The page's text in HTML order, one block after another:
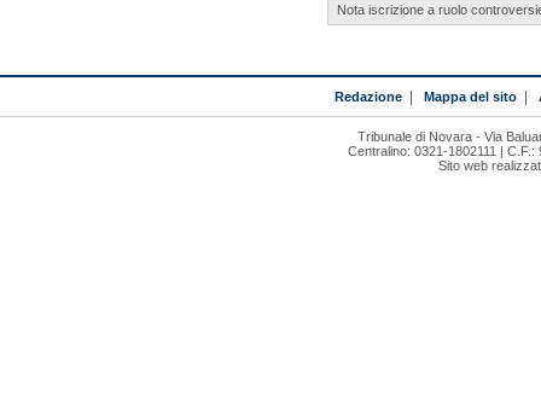
Nota iscrizione a ruolo
Redazione| Mappa del sito|
Tribunale di Novara - Via
Centralino: 0321-1802111 |
Sito web